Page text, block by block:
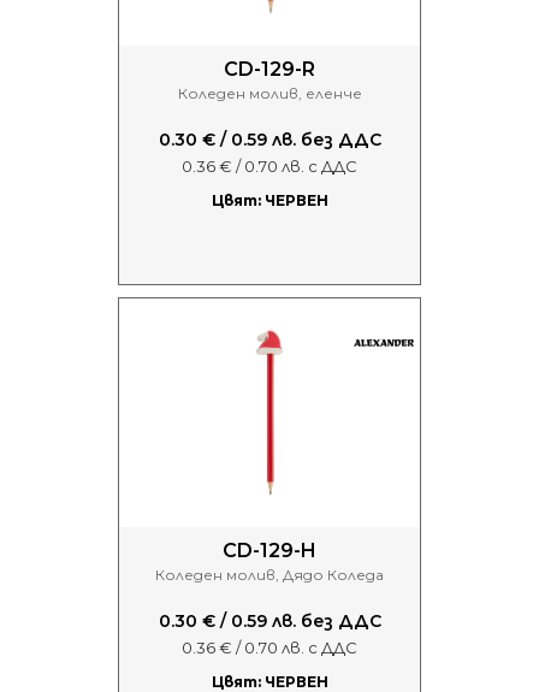
CD-129-R
Коледен молив, еленче
0.30 € / 0.59 лв. без ДДС
0.36 € / 0.70 лв. с ДДС
Цвят: ЧЕРВЕН
CD-129-H
Коледен молив, Дядо Коледа
0.30 € / 0.59 лв. без ДДС
0.36 € / 0.70 лв. с ДДС
Цвят: ЧЕРВЕН